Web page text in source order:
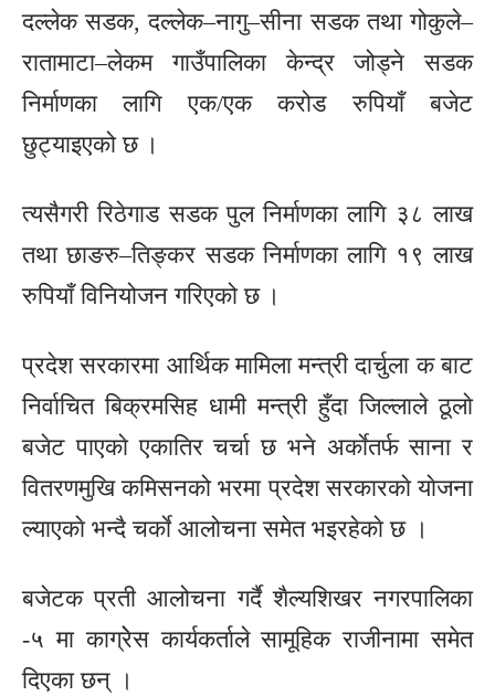
दल्लेक सडक, दल्लेक–नागु–सीना सडक तथा गोकुले–
रातामाटा–लेकम गाउँपालिका केन्द्र जोड्ने सडक
निर्माणका लागि एक/एक करोड रुपियाँ बजेट
छुट्याइएको छ ।
त्यसैगरी रिठेगाड सडक पुल निर्माणका लागि ३८ लाख
तथा छाङरु–तिङ्कर सडक निर्माणका लागि १९ लाख
रुपियाँ विनियोजन गरिएको छ ।
प्रदेश सरकारमा आर्थिक मामिला मन्त्री दार्चुला क बाट
निर्वाचित बिक्रमसिह धामी मन्त्री हुँदा जिल्लाले ठूलाे
बजेट पाएकाे एकातिर चर्चा छ भने अर्काेतर्फ साना र
वितरणमुखि कमिसनको भरमा प्रदेश सरकारकाे याेजना
ल्याएकाे भन्दै चर्काे आलोचना समेत भइरहेकाे छ ।
बजेटक प्रती आलोचना गर्दै शैल्यशिखर नगरपालिका
-५ मा काग्रेेस कार्यकर्ताले सामूहिक राजीनामा समेत
दिएका छन् ।